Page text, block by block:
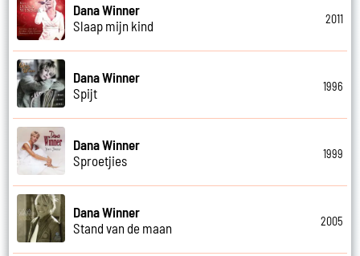
Dana Winner
Slaap mijn kind
2011
Dana Winner
Spijt
1996
Dana Winner
Sproetjies
1999
Dana Winner
Stand van de maan
2005